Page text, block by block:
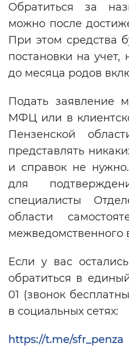
Обратиться за
можно после
При этом средства
постановки на
до месяца родов
Подать заявление
МФЦ или в
Пензенской
представлять
и справок не
для
специалисты
области
межведомственного
Если у вас
обратиться в
01 (звонок
в социальных сетях:
https://t.me/sfr_penza